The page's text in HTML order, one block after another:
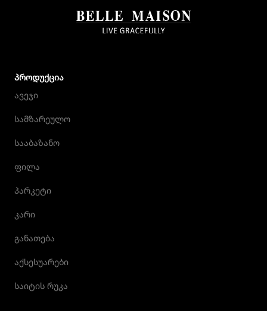
ᲞᲠᲝᲓᲣᲥᲪᲘᲐ
ავეჯი
სამზარეულო
სააბაზანო
ფილა
პარკეტი
კარი
განათება
აქსესუარები
საიტის რუკა